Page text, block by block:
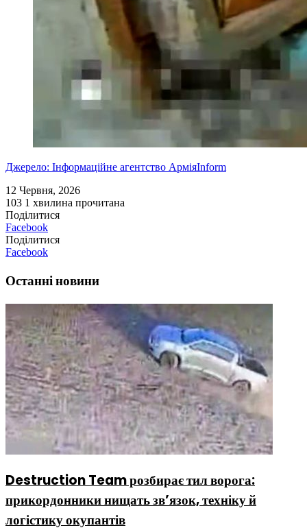
Джерело: Інформаційне агентство АрміяInform
12 Червня, 2026
103 1 хвилина прочитана
Поділитися
Facebook
Поділитися
Facebook
Останні новини
Destruction Team розбирає тил ворога:
прикордонники нищать зв’язок, техніку й
логістику окупантів